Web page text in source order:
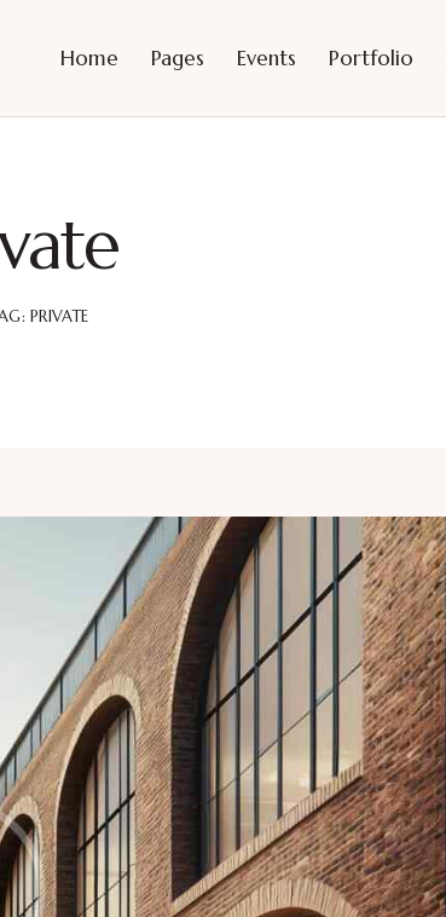
Home Pages Events Portfolio
PRIVATE